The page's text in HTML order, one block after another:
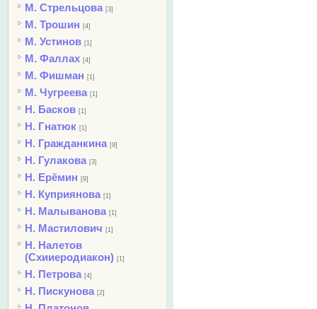
М. Стрельцова [3]
М. Трошин [4]
М. Устинов [1]
М. Фаллах [4]
М. Фишман [1]
М. Чугреева [1]
Н. Басков [1]
Н. Гнатюк [1]
Н. Гражданкина [9]
Н. Гулакова [3]
Н. Ерёмин [9]
Н. Куприянова [1]
Н. Малыванова [1]
Н. Мастилович [1]
Н. Налетов
(Схииеродиакон) [1]
Н. Петрова [4]
Н. Пискунова [2]